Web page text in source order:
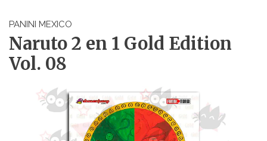
PANINI MEXICO
Naruto 2 en 1 Gold Edition
Vol. 08